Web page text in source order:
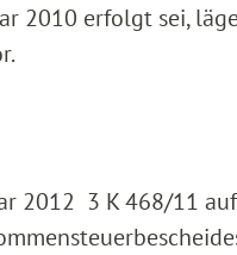
2010 erfolgt sei,
2012 3 K 468/11